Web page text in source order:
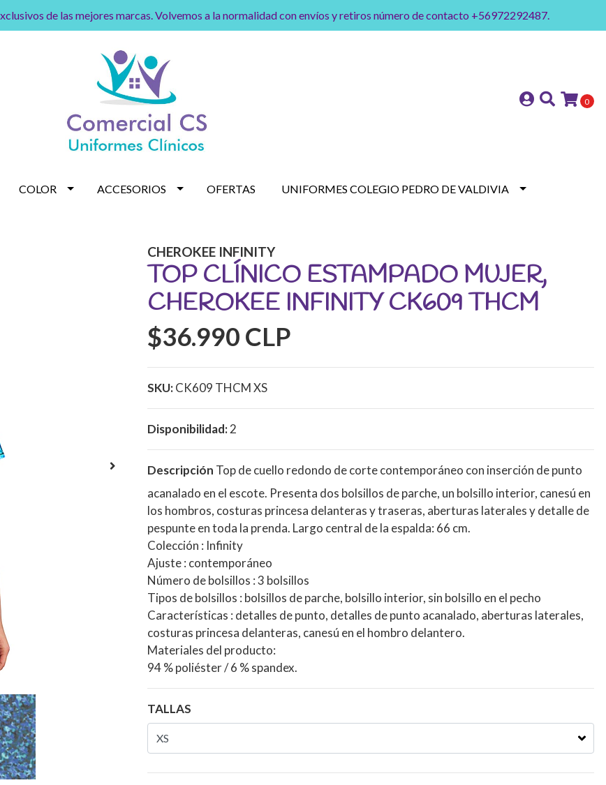
de las mejores marcas. Volvemos a la normalidad con envíos y retiros número de contacto +56972292487.
0
COLOR ACCESORIOS OFERTAS UNIFORMES COLEGIO PEDRO DE VALDIVIA
CHEROKEE INFINITY
TOP CLÍNICO ESTAMPADO MUJER,
CHEROKEE INFINITY CK609 THCM
$36.990 CLP
SKU:CK609 THCM XS
Disponibilidad:2
Descripción Top de cuello redondo de corte contemporáneo con inserción de punto
acanalado en el escote. Presenta dos bolsillos de parche, un bolsillo interior, canesú en
los hombros, costuras princesa delanteras y traseras, aberturas laterales y detalle de
pespunte en toda la prenda. Largo central de la espalda: 66 cm.
Colección : Infinity
Ajuste: contemporáneo
Número de bolsillos : 3 bolsillos
Tipos de bolsillos : bolsillos de parche, bolsillo interior, sin bolsillo en el pecho
Características : detalles de punto, detalles de punto acanalado, aberturas laterales,
costuras princesa delanteras, canesú en el hombro delantero.
Materiales del producto:
94 % poliéster / 6 % spandex.
TALLAS